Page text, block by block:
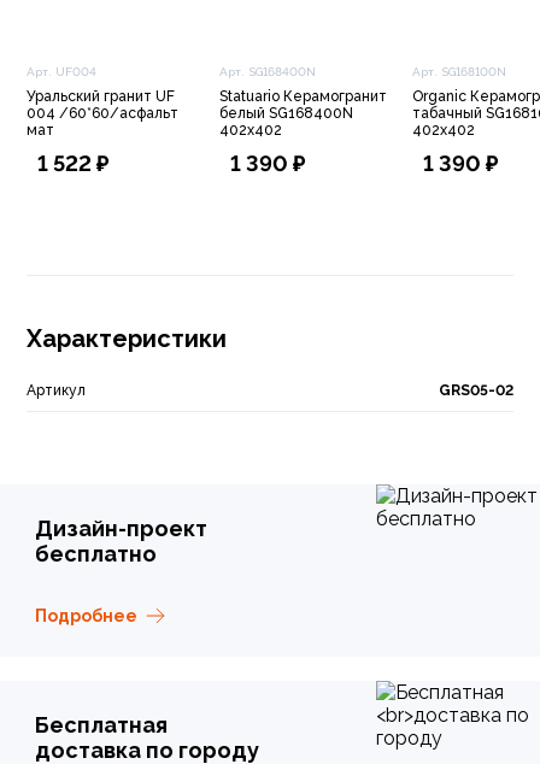
Арт. UF004
Уральский гранит UF
004 /60*60/асфальт
мат
1 522 ₽
Арт. SG168400N
Statuario Керамогранит
белый SG168400N
402х402
1 390 ₽
Арт. SG168100N
Organic
табачный
402х402
1 390 ₽
Характеристики
Артикул GRS05-02
Дизайн-проект
бесплатно
Подробнее
Бесплатная
доставка по городу